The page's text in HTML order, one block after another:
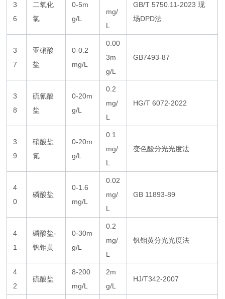
3
6
二氧化
氯
0-5m
g/L
mg/
L
GB/T 5750.11-2023 现
场DPD法
3
7
亚硝酸
盐
0-0.2
mg/L
0.00
3m
g/L
GB7493-87
3
8
硫氰酸
盐
0-20m
g/L
0.2
mg/
L
HG/T 6072-2022
3
9
硝酸盐
氮
0-20m
g/L
0.1
mg/
L
变色酸分光光度法
4
0
磷酸盐
0-1.6
mg/L
0.02
mg/
L
GB 11893-89
4
1
磷酸盐-
钒钼黄
0-30m
g/L
0.2
mg/
L
钒钼黄分光光度法
4
2
硫酸盐
8-200
mg/L
2m
g/L
HJ/T342-2007